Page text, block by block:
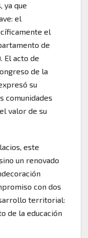
ya que
el
el
de
El acto de
de la
su
comunidades
valor de su
este
un renovado
con dos
territorial:
de la educación